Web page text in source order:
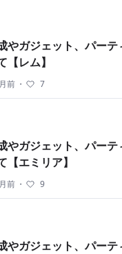
やガジェット、パーテ
レム】
前 ・ 7
やガジェット、パーテ
エミリア】
前 ・ 9
やガジェット、パーテ